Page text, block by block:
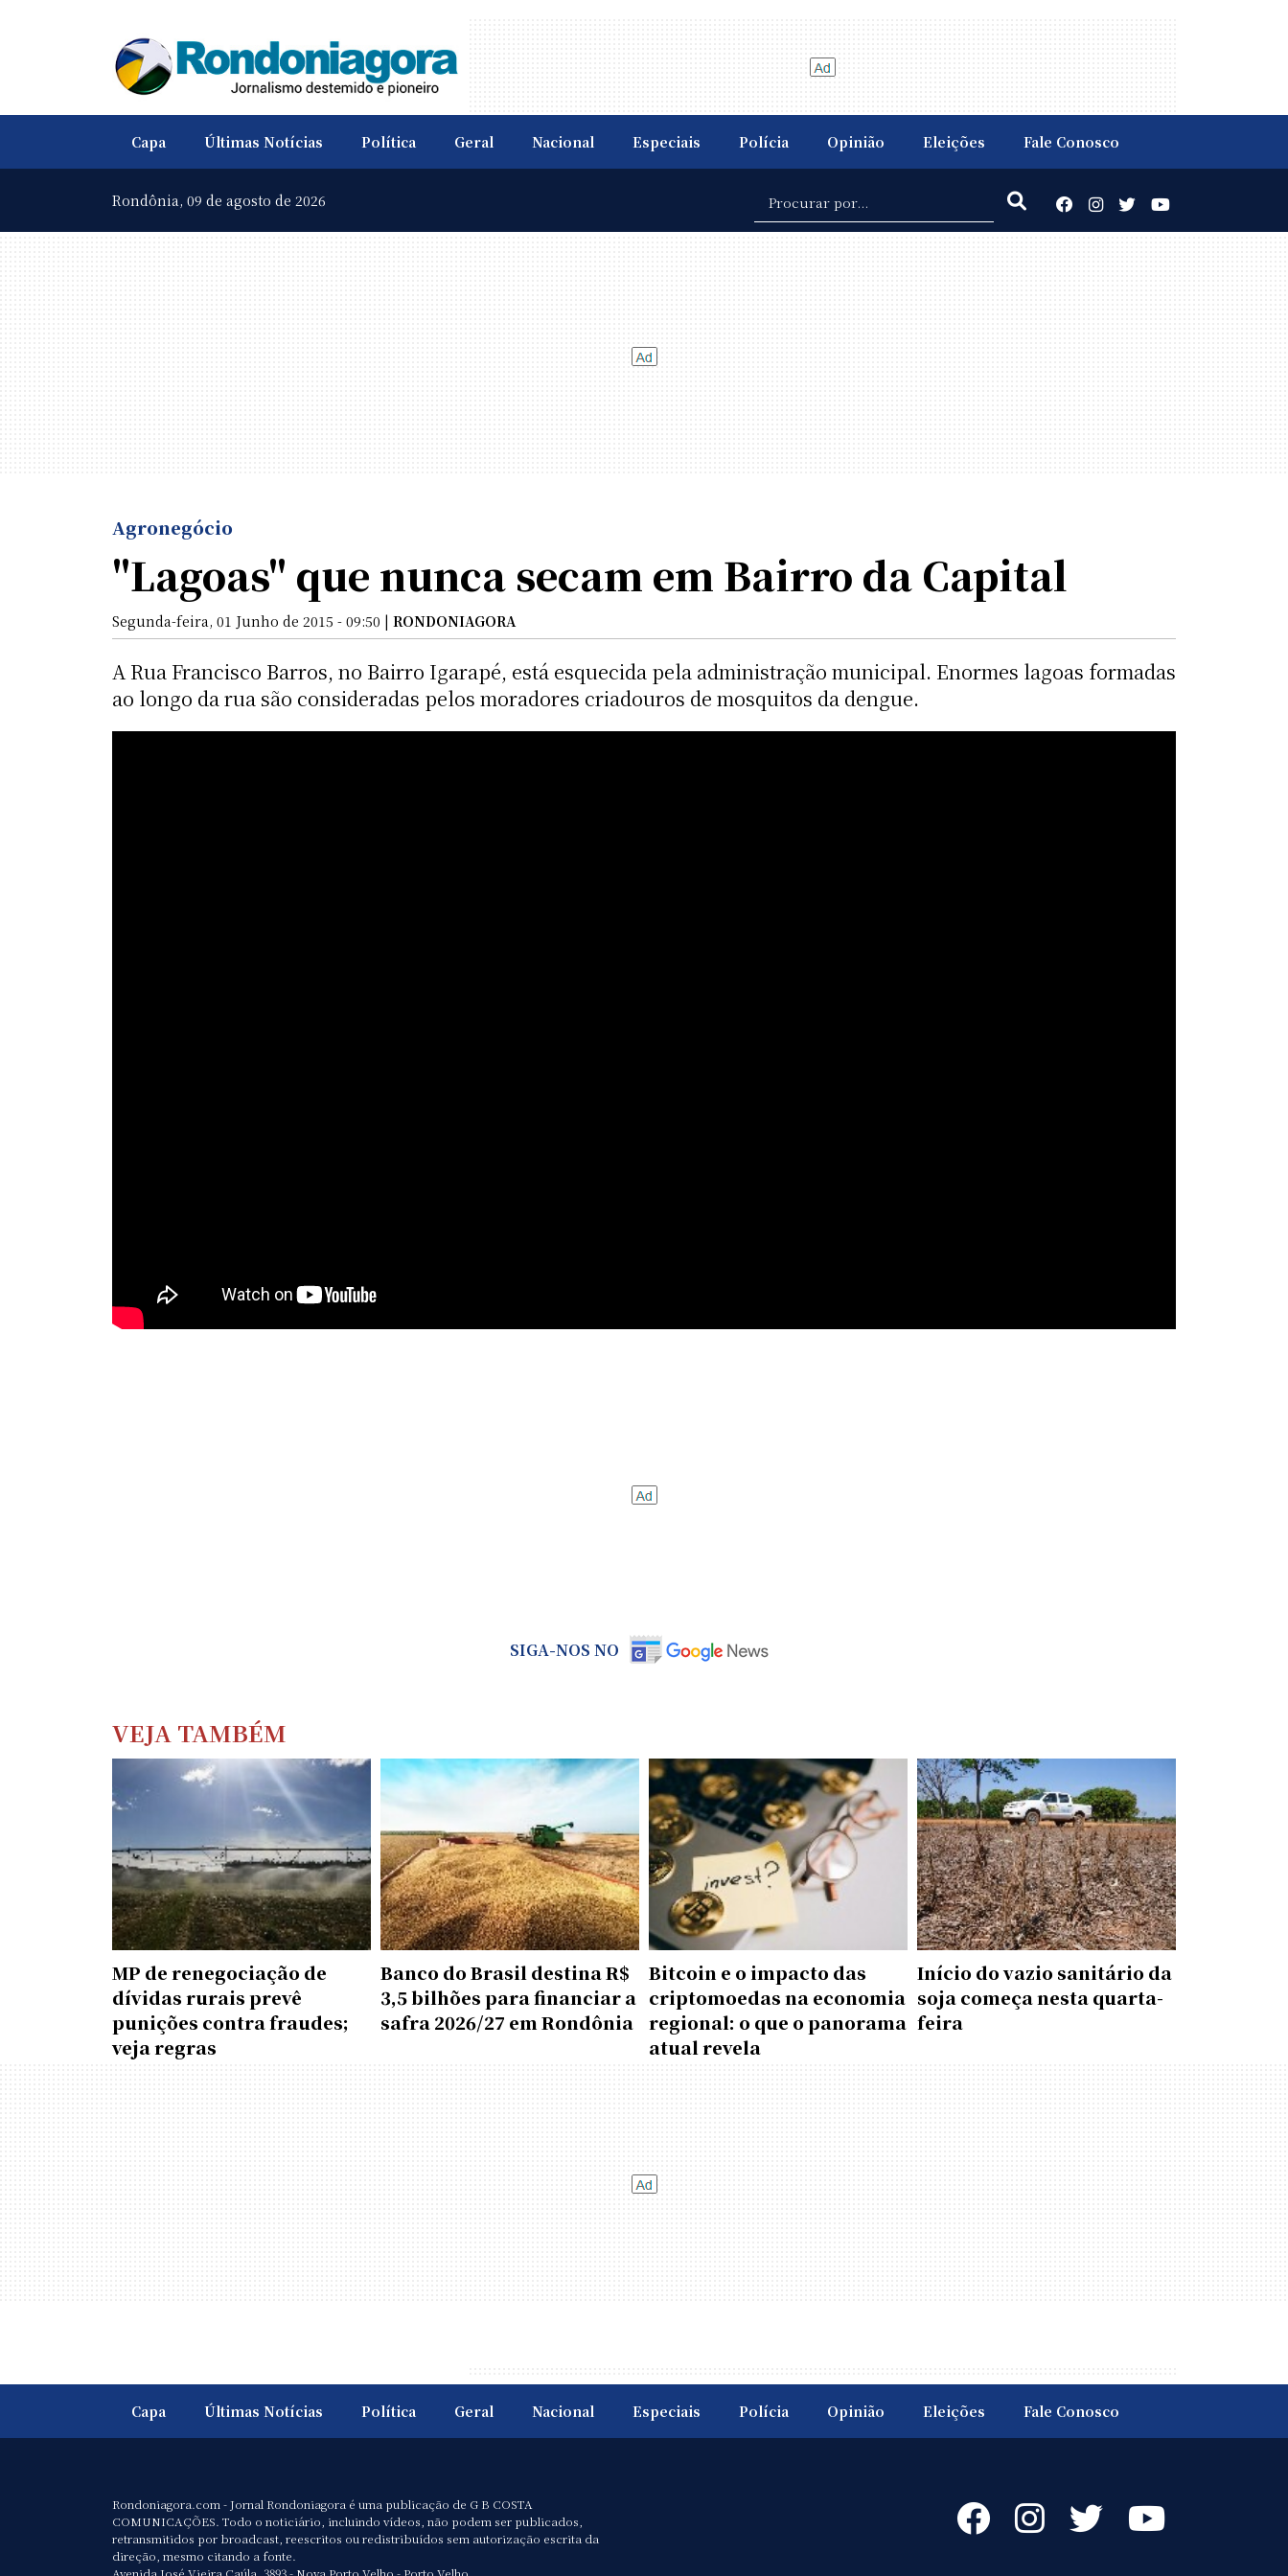
Capa Últimas Notícias Política Geral Nacional Especiais Polícia Opinião Eleições Fale Conosco
Rondônia, 09 de agosto de 2026
Agronegócio
"Lagoas" que nunca secam em Bairro da Capital
Segunda-feira, 01 Junho de 2015 - 09:50 | RONDONIAGORA
A Rua Francisco Barros, no Bairro Igarapé, está esquecida pela administração municipal. Enormes lagoas formadas
ao longo da rua são consideradas pelos moradores criadouros de mosquitos da dengue.
SIGA-NOS NO
VEJA TAMBÉM
MP de renegociação de
dívidas rurais prevê
punições contra fraudes;
veja regras
Banco do Brasil destina R$
3,5 bilhões para financiar a
safra 2026/27 em Rondônia
Bitcoin e o impacto das
criptomoedas na economia
regional: o que o panorama
atual revela
Início do vazio sanitário da
soja começa nesta quarta-
feira
Capa Últimas Notícias Política Geral Nacional Especiais Polícia Opinião Eleições Fale Conosco
Rondoniagora.com - Jornal Rondoniagora é uma publicação de G B COSTA
COMUNICAÇÕES. Todo o noticiário, incluindo vídeos, não podem ser publicados,
retransmitidos por broadcast, reescritos ou redistribuídos sem autorização escrita da
direção, mesmo citando a fonte.